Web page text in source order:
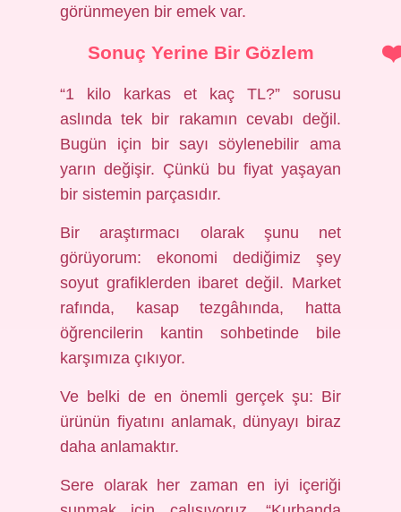
görünmeyen bir emek var.
Sonuç Yerine Bir Gözlem
“1 kilo karkas et kaç TL?” sorusu
aslında tek bir rakamın cevabı değil.
Bugün için bir sayı söylenebilir ama
yarın değişir. Çünkü bu fiyat yaşayan
bir sistemin parçasıdır.
Bir araştırmacı olarak şunu net
görüyorum: ekonomi dediğimiz şey
soyut grafiklerden ibaret değil. Market
rafında, kasap tezgâhında, hatta
öğrencilerin kantin sohbetinde bile
karşımıza çıkıyor.
Ve belki de en önemli gerçek şu: Bir
ürünün fiyatını anlamak, dünyayı biraz
daha anlamaktır.
Sere olarak her zaman en iyi içeriği